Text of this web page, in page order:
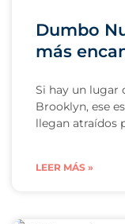
Dumbo
más
Si hay un lugar
Brooklyn, ese
llegan atraídos
LEER MÁS »